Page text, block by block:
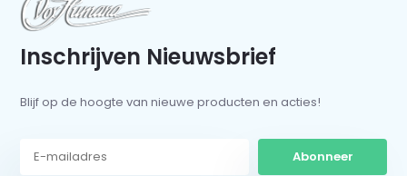
Inschrijven Nieuwsbrief
Blijf op de hoogte van nieuwe producten en acties!
Abonneer